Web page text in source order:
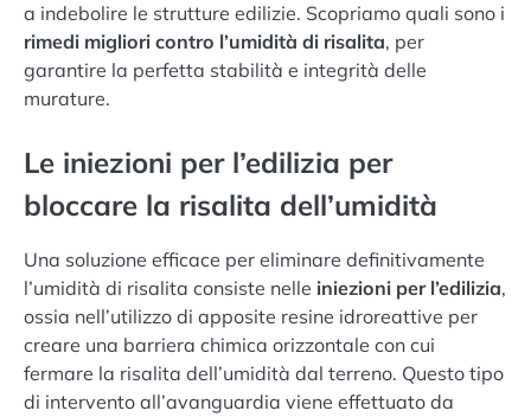
a indebolire le strutture edilizie. Scopriamo quali sono i
rimedi migliori contro l’umidità di risalita, per
garantire la perfetta stabilità e integrità delle
murature.
Le iniezioni per l’edilizia per
bloccare la risalita dell’umidità
Una soluzione efficace per eliminare definitivamente
l’umidità di risalita consiste nelle iniezioni per l’edilizia,
ossia nell’utilizzo di apposite resine idroreattive per
creare una barriera chimica orizzontale con cui
fermare la risalita dell’umidità dal terreno. Questo tipo
di intervento all’avanguardia viene effettuato da